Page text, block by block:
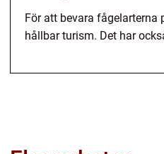
För att bevara fågelarterna
hållbar turism. Det har